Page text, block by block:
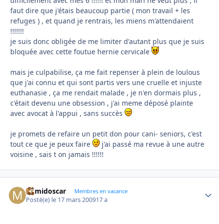
faut dire que j'étais beaucoup partie ( mon travail + les
refuges ) , et quand je rentrais, les miens m'attendaient
!!!!!!!
je suis donc obligée de me limiter d'autant plus que je suis
bloquée avec cette foutue hernie cervicale
mais je culpabilise, ça me fait repenser à plein de loulous
que j'ai connu et qui sont partis vers une cruelle et injuste
euthanasie , ça me rendait malade , je n'en dormais plus ,
c'était devenu une obsession , j'ai meme déposé plainte
avec avocat à l'appui , sans succès
je promets de refaire un petit don pour cani- seniors, c'est
tout ce que je peux faire
j'ai passé ma revue à une autre
voisine , sais t on jamais !!!!!!
mimidoscar Membres en vacance
Posté(e) le 17 mars 200917 a